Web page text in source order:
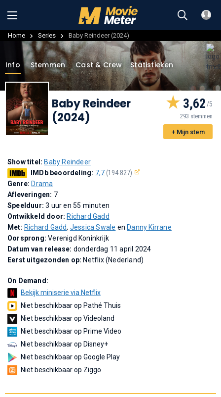
Home Series Baby Reindeer (2024)
Info Stemmen Cast & Crew Statistieken
Baby Reindeer
(2024)
3,62
293 stemmen
+ Mijn stem
Show titel: Baby Reindeer
IMDb beoordeling: 7,7(194.827)
Genre: Drama
Afleveringen: 7
Speelduur:3 uur en 55 minuten
Ontwikkeld door: Richard Gadd
Met: Richard Gadd, Jessica Swale en Danny Kirrane
Oorsprong:Verenigd Koninkrijk
Datum van release: donderdag 11 april 2024
Eerst uitgezonden op: Netflix (Nederland)
On Demand:
Bekijk miniserie via Netflix
Niet beschikbaar op Pathé Thuis
Niet beschikbaar op Videoland
Niet beschikbaar op Prime Video
Niet beschikbaar op Disney+
Niet beschikbaar op Google Play
Niet beschikbaar op Ziggo